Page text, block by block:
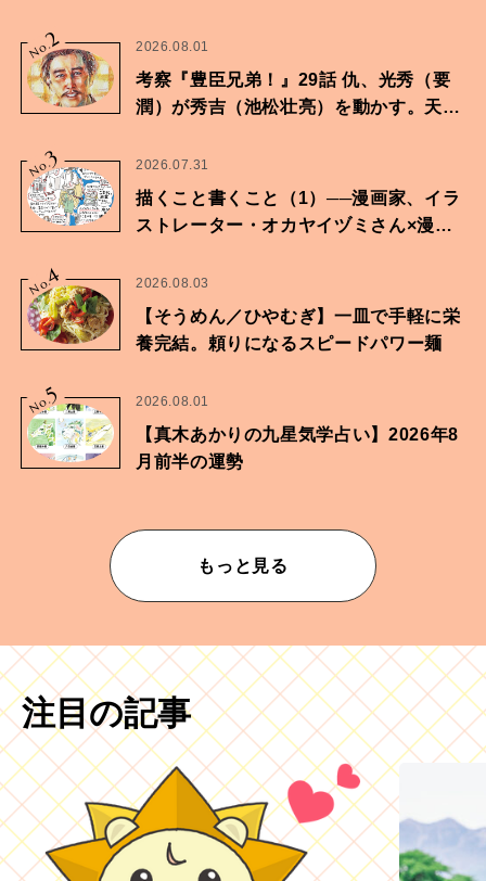
No.2 2026.08.01
考察『豊臣兄弟！』29話 仇、光秀（要
潤）が秀吉（池松壮亮）を動かす。天下
No.
3 2026.07.31
描くこと書くこと（1）──漫画家、イラ
ストレーター・オカヤイヅミさん×漫画
No.
4 2026.08.03
【そうめん／ひやむぎ】一皿で手軽に栄
養完結。頼りになるスピードパワー麺
No.
5 2026.08.01
【真木あかりの九星気学占い】2026年8
月前半の運勢
もっと見る
注目の記事